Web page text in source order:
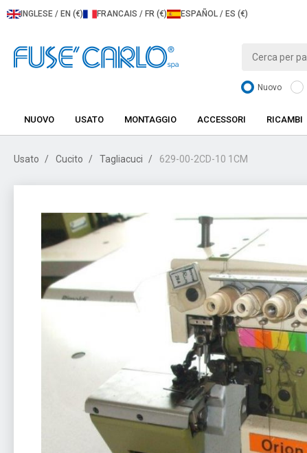
INGLESE / EN (€) FRANCAIS / FR (€) ESPAÑOL / ES (€)
Nuovo
NUOVO USATO MONTAGGIO ACCESSORI RICAMBI
Usato Cucito Tagliacuci 629-00-2CD-10 1CM